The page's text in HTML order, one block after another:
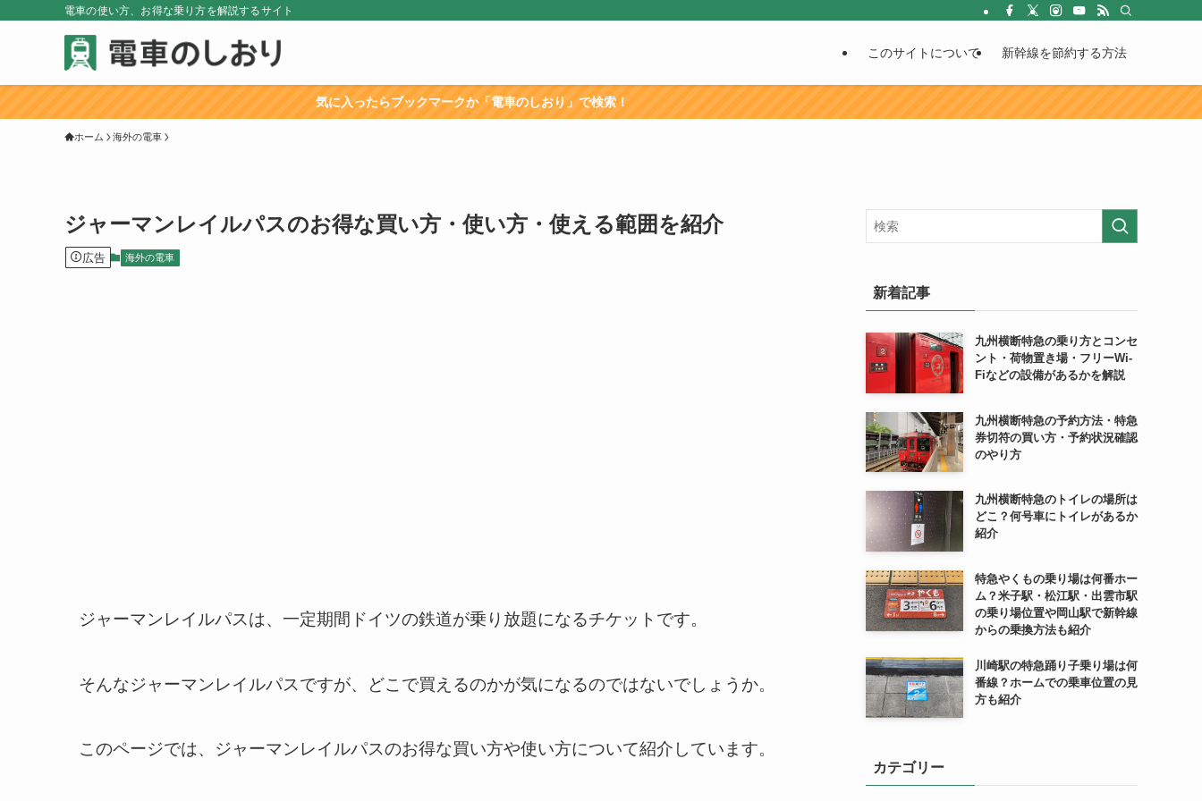
電車の使い方、お得な乗り方を解説するサイト
このサイトについて 新幹線を節約する方法
気に入ったらブックマークか「電車のしおり」で検索！
ホーム 海外の電車
ジャーマンレイルパスのお得な買い方・使い方・使える範囲を紹介
広告 海外の電車
ジャーマンレイルパスは、一定期間ドイツの鉄道が乗り放題になるチケットです。
そんなジャーマンレイルパスですが、どこで買えるのかが気になるのではないでしょうか。
このページでは、ジャーマンレイルパスのお得な買い方や使い方について紹介しています。
新着記事
九州横断特急の乗り方とコンセ
ント・荷物置き場・フリーWi-
Fiなどの設備があるかを解説
九州横断特急の予約方法・特急
券切符の買い方・予約状況確認
のやり方
九州横断特急のトイレの場所は
どこ？何号車にトイレがあるか
紹介
特急やくもの乗り場は何番ホー
ム？米子駅・松江駅・出雲市駅
の乗り場位置や岡山駅で新幹線
からの乗換方法も紹介
川崎駅の特急踊り子乗り場は何
番線？ホームでの乗車位置の見
方も紹介
カテゴリー